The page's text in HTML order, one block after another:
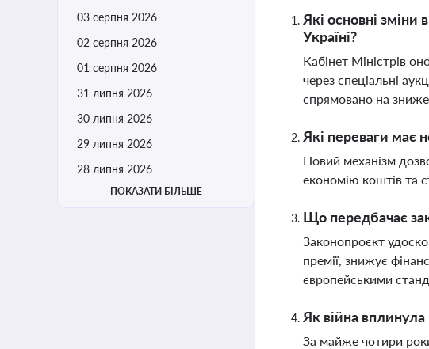
03 серпня 2026
02 серпня 2026
01 серпня 2026
31 липня 2026
30 липня 2026
29 липня 2026
28 липня 2026
ПОКАЗАТИ БІЛЬШЕ
Які основні зміни
Україні?
Кабінет Міністрів
через спеціальні
спрямовано на
Які переваги має
Новий механізм
економію коштів та
Що передбачає
Законопроєкт
премії, знижує
європейськими
Як війна
За майже чотири